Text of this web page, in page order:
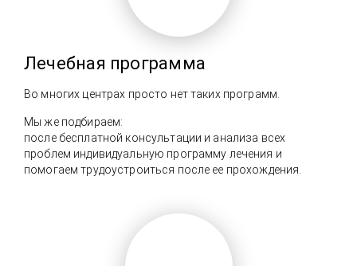
Лечебная программа
Во многих центрах просто нет таких программ.
Мы же подбираем:
после бесплатной консультации и анализа всех
проблем индивидуальную программу лечения и
помогаем трудоустроиться после ее прохождения.